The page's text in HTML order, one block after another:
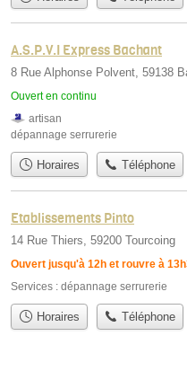
A.S.P.V.I Express Bachant
8 Rue Alphonse Polvent, 59138
Ouvert en continu
artisan
dépannage serrurerie
Horaires Téléphone
Etablissements Pinto
14 Rue Thiers, 59200 Tourcoing
Ouvert jusqu'à 12h et rouvre à
Services : dépannage serrurerie
Horaires Téléphone